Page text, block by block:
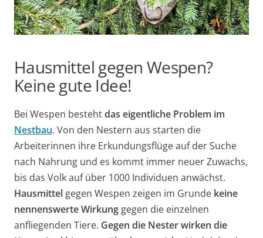
Hausmittel gegen Wespen?
Keine gute Idee!
Bei Wespen bestehtdas eigentliche Problem im
Nestbau. Von den Nestern aus starten die
Arbeiterinnen ihre Erkundungsflüge auf der Suche
nach Nahrung und es kommt immer neuer Zuwachs,
bis das Volk auf über 1000 Individuen anwächst.
Hausmittel gegen Wespen zeigen im Grunde keine
nennenswerte Wirkung gegen die einzelnen
anfliegenden Tiere. Gegen die Nester wirken die